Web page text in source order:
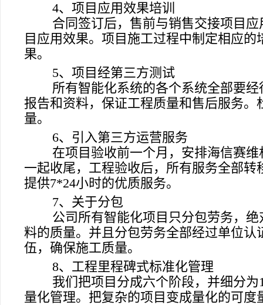
4、项目应用效果培训
合同签订后，售前与销售交接项目
目应用效果。项目施工过程中制定相应
果。
5、项目经第三方测试
所有智能化系统的各个系统全部要
报告和资料，保证工程质量和售后服务
量。
6、引入第三方运营服务
在项目验收前一个月，安排海信赛
一起收尾，工程验收后，所有服务全部转
提供7*24小时的优质服务。
7、关于分包
公司所有智能化项目只分包劳务，
料的质量。并且分包劳务全部经过单位
伍，确保施工质量。
8、工程里程碑式标准化管理
我们把项目分成六个阶段，并细分为
量化管理。把复杂的项目变成量化的可